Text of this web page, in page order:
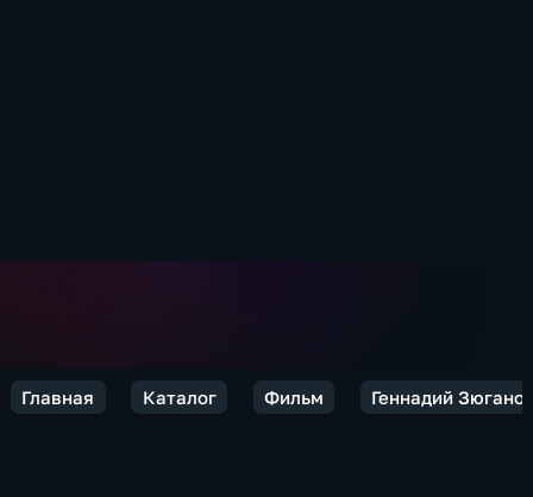
Главная Каталог Фильм Геннадий